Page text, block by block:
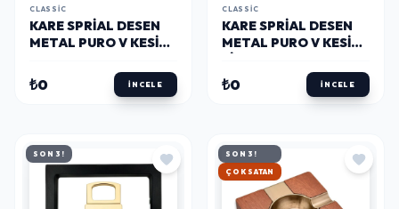
CLASSIC
KARE SPRIAL DESEN
METAL PURO V KESICI
₺0 İNCELE
CLASSIC
KARE SPRIAL DESEN
METAL PURO V KESICI
₺0 İNCELE
SON 3!
SON 3!
HIZLI KARGO